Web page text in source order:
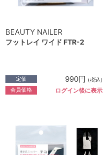
BEAUTY NAILER
フットレイ ワイド FTR-2
定価 990円 (税込)
会員価格 ログイン後に表示